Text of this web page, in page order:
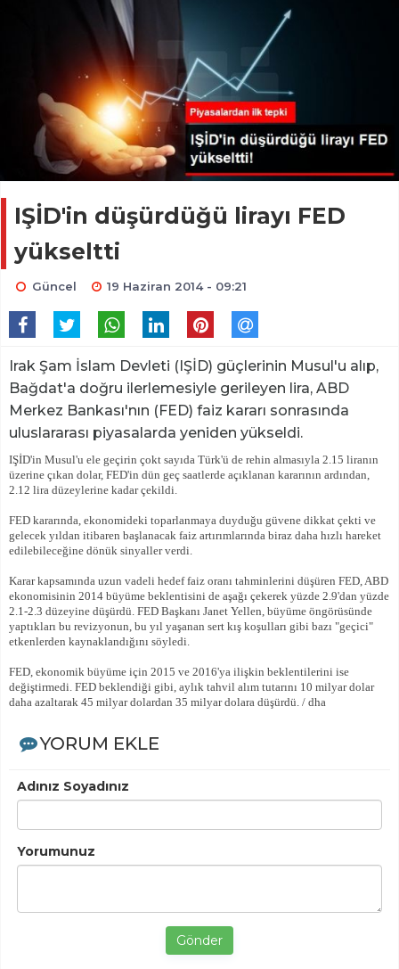
IŞİD'in düşürdüğü lirayı FED
yükseltti
Güncel 19 Haziran 2014 - 09:21
Irak Şam İslam Devleti (IŞİD) güçlerinin Musul'u alıp,
Bağdat'a doğru ilerlemesiyle gerileyen lira, ABD
Merkez Bankası'nın (FED) faiz kararı sonrasında
uluslararası piyasalarda yeniden yükseldi.
IŞİD'in Musul'u ele geçirin çokt sayıda Türk'ü de rehin almasıyla 2.15 liranın
üzerine çıkan dolar, FED'in dün geç saatlerde açıklanan kararının ardından,
2.12 lira düzeylerine kadar çekildi.
FED kararında, ekonomideki toparlanmaya duyduğu güvene dikkat çekti ve
gelecek yıldan itibaren başlanacak faiz artırımlarında biraz daha hızlı hareket
edilebileceğine dönük sinyaller verdi.
Karar kapsamında uzun vadeli hedef faiz oranı tahminlerini düşüren FED, ABD
ekonomisinin 2014 büyüme beklentisini de aşağı çekerek yüzde 2.9'dan yüzde
2.1-2.3 düzeyine düşürdü. FED Başkanı Janet Yellen, büyüme öngörüsünde
yaptıkları bu revizyonun, bu yıl yaşanan sert kış koşulları gibi bazı "geçici"
etkenlerden kaynaklandığını söyledi.
FED, ekonomik büyüme için 2015 ve 2016'ya ilişkin beklentilerini ise
değiştirmedi. FED beklendiği gibi, aylık tahvil alım tutarını 10 milyar dolar
daha azaltarak 45 milyar dolardan 35 milyar dolara düşürdü. / dha
YORUM EKLE
Adınız Soyadınız
Yorumunuz
Gönder